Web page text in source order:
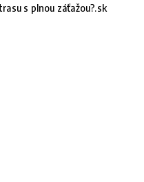
s plnou záťažou?.sk